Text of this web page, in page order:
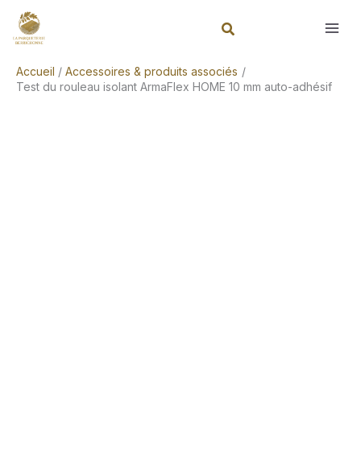
Accueil
Accessoires & produits associés
Test du rouleau isolant ArmaFlex HOME 10 mm auto-adhésif
Rechercher